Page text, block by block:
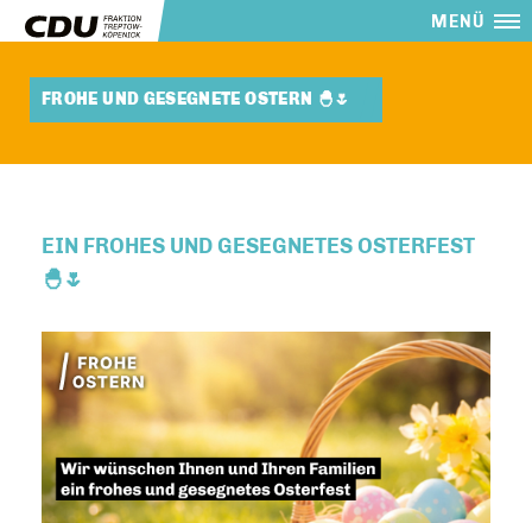
MENÜ
FROHE UND GESEGNETE OSTERN 🐣🌷
EIN FROHES UND GESEGNETES OSTERFEST
🐣🌷